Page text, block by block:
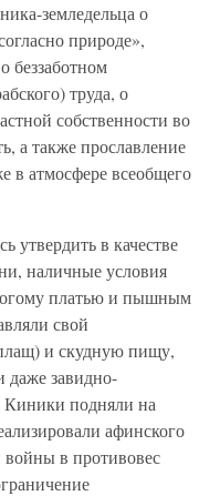
земледельца о
природе»,
беззаботном
труда, о
собственности во
а также прославление
в атмосфере всеобщего
утвердить в качестве
наличные условия
платью и пышным
свой
и скудную пищу,
даже завидно-
Киники подняли на
афинского
войны в противовес